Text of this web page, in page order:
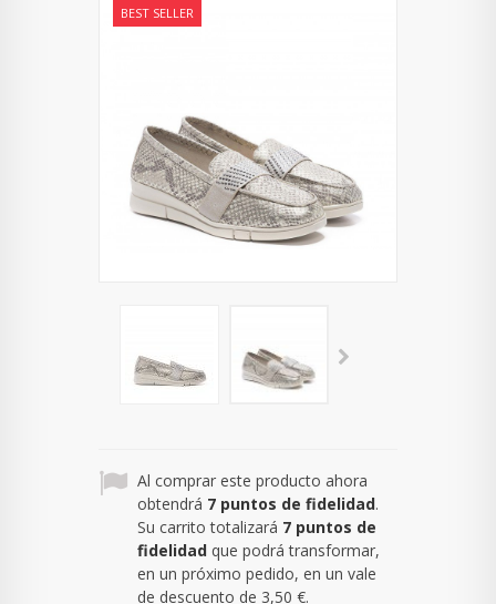
BEST SELLER
Al comprar este producto ahora
obtendrá 7 puntos de fidelidad.
Su carrito totalizará 7 puntos de
fidelidad que podrá transformar,
en un próximo pedido, en un vale
de descuento de 3,50 €.